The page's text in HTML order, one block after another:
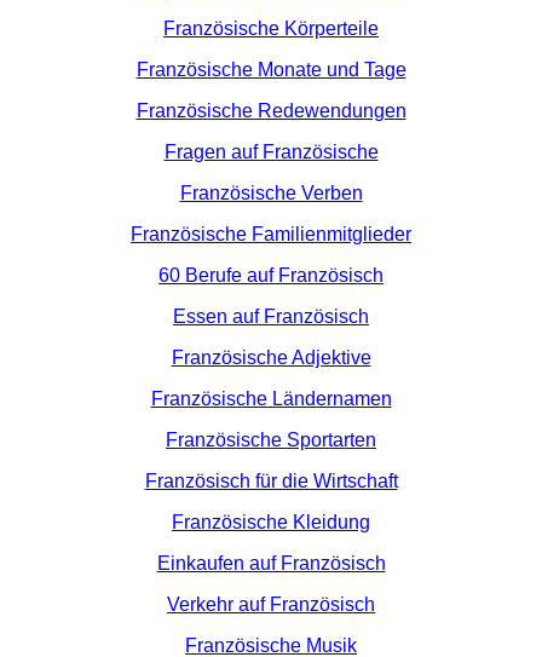
Französische Körperteile
Französische Monate und Tage
Französische Redewendungen
Fragen auf Französische
Französische Verben
Französische Familienmitglieder
60 Berufe auf Französisch
Essen auf Französisch
Französische Adjektive
Französische Ländernamen
Französische Sportarten
Französisch für die Wirtschaft
Französische Kleidung
Einkaufen auf Französisch
Verkehr auf Französisch
Französische Musik